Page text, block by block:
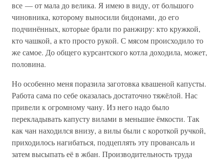
все — от мала до велика. Я имею в виду, от большого
чиновника, которому выносили бидонами, до его
подчинённых, которые брали по ранжиру: кто кружкой,
кто чашкой, а кто просто рукой. С мясом происходило то
же самое. До общего курсантского котла доходила, может,
половина.
Но особенно меня поразила заготовка квашеной капусты.
Работа сама по себе оказалась достаточно тяжёлой. Нас
привели к огромному чану. Из него надо было
перекладывать капусту вилами в меньшие ёмкости. Так
как чан находился внизу, а вилы были с короткой ручкой,
приходилось нагибаться, подцеплять эту провансаль и
затем высыпать её в жбан. Производительность труда